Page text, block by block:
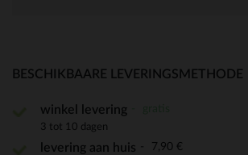
BESCHIKBAARE LEVERINGSMETHODE
winkel levering
3 tot 10 dagen
levering aan huis 7,90 €